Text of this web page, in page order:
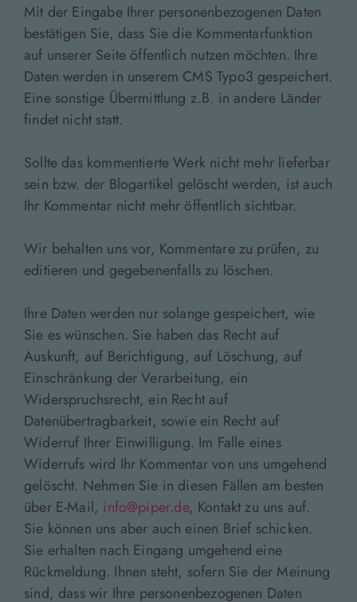
Mit der Eingabe Ihrer personenbezogenen Daten
bestätigen Sie, dass Sie die Kommentarfunktion
auf unserer Seite öffentlich nutzen möchten. Ihre
Daten werden in unserem CMS Typo3 gespeichert.
Eine sonstige Übermittlung z.B. in andere Länder
findet nicht statt.
Sollte das kommentierte Werk nicht mehr lieferbar
sein bzw. der Blogartikel gelöscht werden, ist auch
Ihr Kommentar nicht mehr öffentlich sichtbar.
Wir behalten uns vor, Kommentare zu prüfen, zu
editieren und gegebenenfalls zu löschen.
Ihre Daten werden nur solange gespeichert, wie
Sie es wünschen. Sie haben das Recht auf
Auskunft, auf Berichtigung, auf Löschung, auf
Einschränkung der Verarbeitung, ein
Widerspruchsrecht, ein Recht auf
Datenübertragbarkeit, sowie ein Recht auf
Widerruf Ihrer Einwilligung. Im Falle eines
Widerrufs wird Ihr Kommentar von uns umgehend
gelöscht. Nehmen Sie in diesen Fällen am besten
über E-Mail, info@piper.de, Kontakt zu uns auf.
Sie können uns aber auch einen Brief schicken.
Sie erhalten nach Eingang umgehend eine
Rückmeldung. Ihnen steht, sofern Sie der Meinung
sind, dass wir Ihre personenbezogenen Daten